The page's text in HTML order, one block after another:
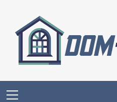
content
Menu